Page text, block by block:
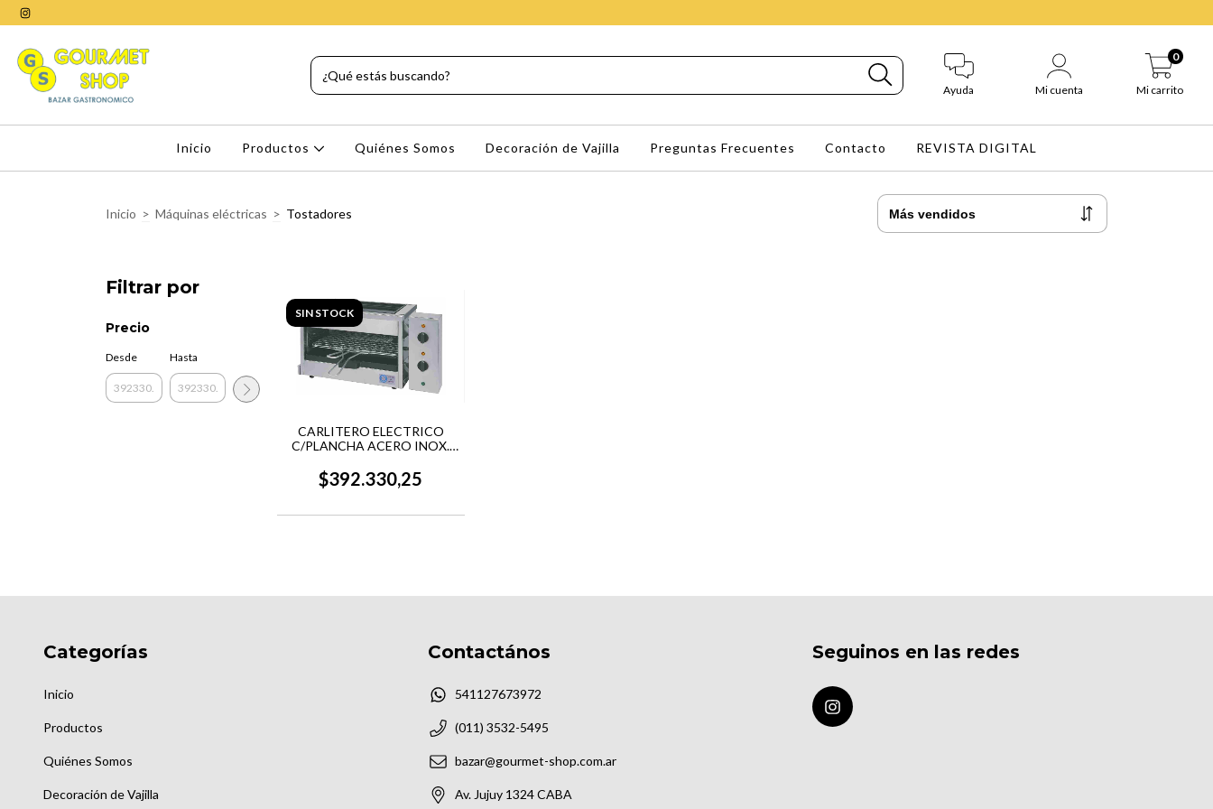
Ayuda Mi cuenta Mi carrito
0
Inicio Productos Quiénes Somos Decoración de Vajilla Preguntas Frecuentes Contacto REVISTA DIGITAL
Inicio > Máquinas eléctricas > Tostadores
Filtrar por
Precio
Desde Hasta
SIN STOCK
CARLITERO ELECTRICO
C/PLANCHA ACERO INOX.
$392.330,25
Categorías
Inicio
Productos
Quiénes Somos
Decoración de Vajilla
Contactános
541127673972
(011) 3532-5495
bazar@gourmet-shop.com.ar
Av. Jujuy 1324 CABA
Seguinos en las redes